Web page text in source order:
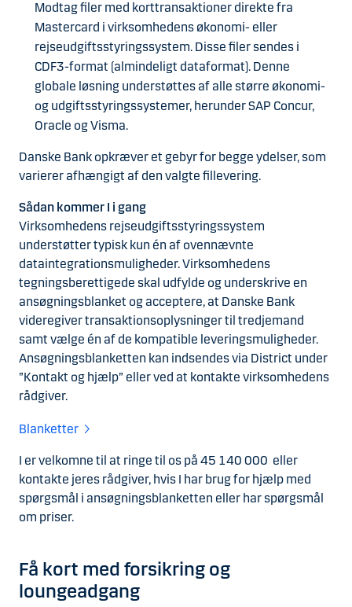
Modtag filer med korttransaktioner direkte fra
Mastercard i virksomhedens økonomi- eller
rejseudgiftsstyringssystem. Disse filer sendes i
CDF3-format (almindeligt dataformat). Denne
globale løsning understøttes af alle større økonomi-
og udgiftsstyringssystemer, herunder SAP Concur,
Oracle og Visma.
Danske Bank opkræver et gebyr for begge ydelser, som
varierer afhængigt af den valgte fillevering.
Sådan kommer I i gang
Virksomhedens rejseudgiftsstyringssystem
understøtter typisk kun én af ovennævnte
dataintegrationsmuligheder. Virksomhedens
tegningsberettigede skal udfylde og underskrive en
ansøgningsblanket og acceptere, at Danske Bank
videregiver transaktionsoplysninger til tredjemand
samt vælge én af de kompatible leveringsmuligheder.
Ansøgningsblanketten kan indsendes via District under
”Kontakt og hjælp” eller ved at kontakte virksomhedens
rådgiver.
Blanketter
I er velkomne til at ringe til os på 45 140 000 eller
kontakte jeres rådgiver, hvis I har brug for hjælp med
spørgsmål i ansøgningsblanketten eller har spørgsmål
om priser.
Få kort med forsikring og
loungeadgang